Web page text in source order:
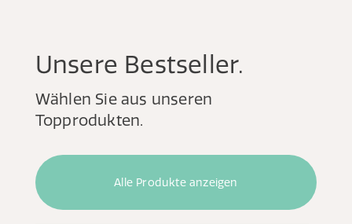
Unsere Bestseller.
Wählen Sie aus unseren
Topprodukten.
Alle Produkte anzeigen